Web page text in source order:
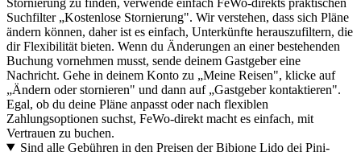
Suchfilter „Kostenlose Stornierung". Wir verstehen, dass sich Pläne
ändern können, daher ist es einfach, Unterkünfte herauszufiltern, die
dir Flexibilität bieten. Wenn du Änderungen an einer bestehenden
Buchung vornehmen musst, sende deinem Gastgeber eine
Nachricht. Gehe in deinem Konto zu „Meine Reisen", klicke auf
„Ändern oder stornieren" und dann auf „Gastgeber kontaktieren".
Egal, ob du deine Pläne anpasst oder nach flexiblen
Zahlungsoptionen suchst, FeWo-direkt macht es einfach, mit
Vertrauen zu buchen.
Sind alle Gebühren in den Preisen der Bibione Lido dei Pini-